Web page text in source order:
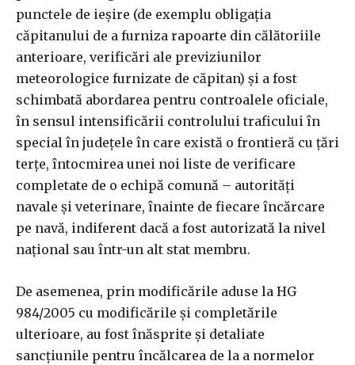
punctele de ieşire (de exemplu obligaţia
căpitanului de a furniza rapoarte din călătoriile
anterioare, verificări ale previziunilor
meteorologice furnizate de căpitan) şi a fost
schimbată abordarea pentru controalele oficiale,
în sensul intensificării controlului traficului în
special în judeţele în care există o frontieră cu ţări
terţe, întocmirea unei noi liste de verificare
completate de o echipă comună – autorităţi
navale şi veterinare, înainte de fiecare încărcare
pe navă, indiferent dacă a fost autorizată la nivel
naţional sau într-un alt stat membru.
De asemenea, prin modificările aduse la HG
984/2005 cu modificările şi completările
ulterioare, au fost înăsprite şi detaliate
sancţiunile pentru încălcarea de la a normelor